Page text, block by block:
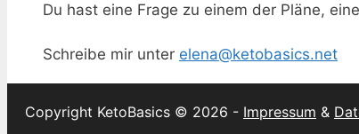
Du hast eine Frage zu einem der Pläne,
Schreibe mir unter elena@ketobasics.net
Copyright KetoBasics © 2026 - Impressum &